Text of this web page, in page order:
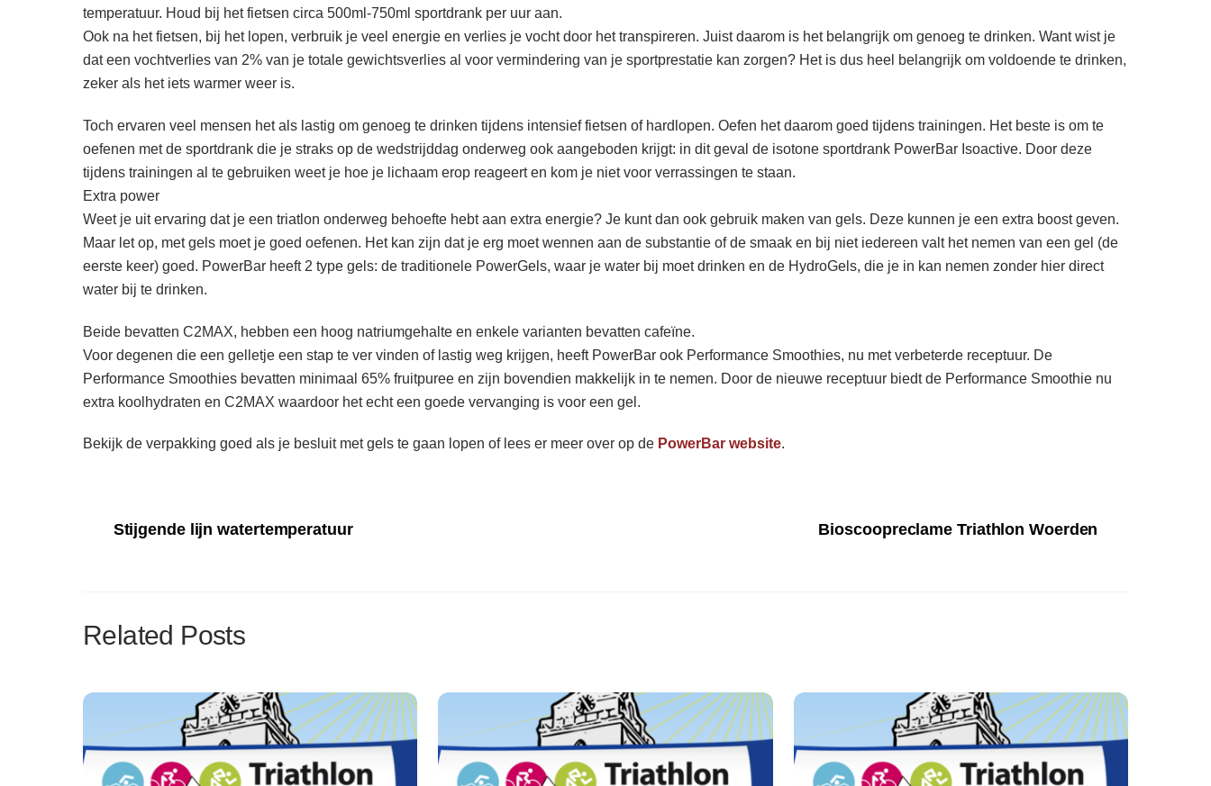
temperatuur. Houd bij het fietsen circa 500ml-750ml sportdrank per uur aan.
Ook na het fietsen, bij het lopen, verbruik je veel energie en verlies je vocht door het transpireren. Juist daarom is het belangrijk om genoeg te drinken. Want wist je
dat een vochtverlies van 2% van je totale gewichtsverlies al voor vermindering van je sportprestatie kan zorgen? Het is dus heel belangrijk om voldoende te drinken,
zeker als het iets warmer weer is.
Toch ervaren veel mensen het als lastig om genoeg te drinken tijdens intensief fietsen of hardlopen. Oefen het daarom goed tijdens trainingen. Het beste is om te
oefenen met de sportdrank die je straks op de wedstrijddag onderweg ook aangeboden krijgt: in dit geval de isotone sportdrank PowerBar Isoactive. Door deze
tijdens trainingen al te gebruiken weet je hoe je lichaam erop reageert en kom je niet voor verrassingen te staan.
Extra power
Weet je uit ervaring dat je een triatlon onderweg behoefte hebt aan extra energie? Je kunt dan ook gebruik maken van gels. Deze kunnen je een extra boost geven.
Maar let op, met gels moet je goed oefenen. Het kan zijn dat je erg moet wennen aan de substantie of de smaak en bij niet iedereen valt het nemen van een gel (de
eerste keer) goed. PowerBar heeft 2 type gels: de traditionele PowerGels, waar je water bij moet drinken en de HydroGels, die je in kan nemen zonder hier direct
water bij te drinken.
Beide bevatten C2MAX, hebben een hoog natriumgehalte en enkele varianten bevatten cafeïne.
Voor degenen die een gelletje een stap te ver vinden of lastig weg krijgen, heeft PowerBar ook Performance Smoothies, nu met verbeterde receptuur. De
Performance Smoothies bevatten minimaal 65% fruitpuree en zijn bovendien makkelijk in te nemen. Door de nieuwe receptuur biedt de Performance Smoothie nu
extra koolhydraten en C2MAX waardoor het echt een goede vervanging is voor een gel.
Bekijk de verpakking goed als je besluit met gels te gaan lopen of lees er meer over op de PowerBar website.
Stijgende lijn watertemperatuur Bioscoopreclame Triathlon Woerden
Related Posts